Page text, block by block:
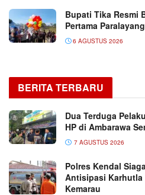
Bupati Tika Resmi
Pertama
6 AGUSTUS 2026
BERITA TERBARU
Dua Terduga
HP di Ambarawa
7 AGUSTUS 2026
Polres Kendal
Antisipasi Karhutla
Kemarau